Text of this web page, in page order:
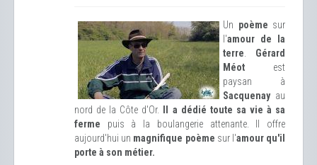
Un poème sur
l'amour de la
terre
Gérard
Méot est
paysan à
Sacquenayau
nord de la Côte d'Or.
Il a dédié toute sa vie à sa
ferme puis à la boulangerie attenante. Il offre
aujourd'hui un magnifique poème sur l'amour qu'il
porte à son métier.